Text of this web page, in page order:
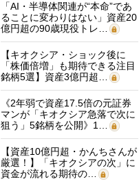
「AI・半導体関連が“本命”であ
ることに変わりはない」資産20
億円超の90歳現役トレ…
【キオクシア・ショック後に
「株価倍増」も期待できる注目
銘柄5選】資産3億円超…
《2年弱で資産17.5倍の元証券
マンが「キオクシア急落で次に
狙う」5銘柄を公開》1…
【資産10億円超・かんちさんが
厳選！】「キオクシアの次」に
資金が流れる期待の…